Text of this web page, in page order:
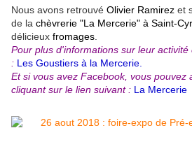
Nous avons retrouvé Olivier Ramirez et
de la chèvrerie "La Mercerie" à Saint-
délicieux fromages
Pour plus d'informations sur leur
: Les Goustiers à la Mercerie.
Et si vous avez Facebook, vous pouvez
cliquant sur le lien suivant : La Mercerie